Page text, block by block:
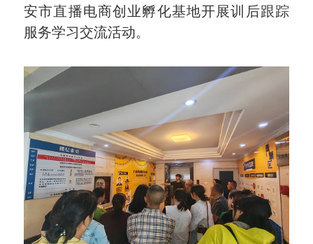
安市直播电商创业孵化基地开展训后跟踪
服务学习交流活动。